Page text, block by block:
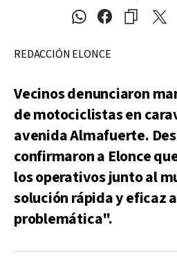
REDACCIÓN ELONCE
Vecinos denunciaron
de motociclistas en
avenida Almafuerte.
confirmaron a Elonce
los operativos junto al
solución rápida y eficaz
problemática".